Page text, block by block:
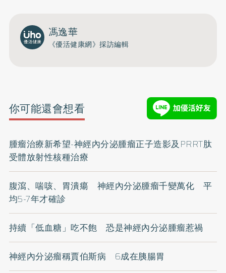
馮逸華
《優活健康網》採訪編輯
你可能還會想看
腫瘤治療新希望-神經內分泌腫瘤正子造影及PRRT肽
受體放射性核種治療
腹瀉、喘咳、胃潰瘍 神經內分泌腫瘤千變萬化 平
均5-7年才確診
持續「低血糖」吃不飽 恐是神經內分泌腫瘤惹禍
神經內分泌瘤稱賈伯斯病 6成在胰腸胃